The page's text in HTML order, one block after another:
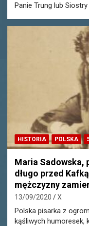
Panie Trung lub
HISTORIA POLSKA
Maria Sadowska,
długo przed
mężczyzny
13/09/2020 X
Polska pisarka z
kąśliwych humoresek,